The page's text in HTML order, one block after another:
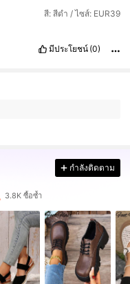
สี: สีดำ / ไซส์: EUR39
มีประโยชน์ (0)
กำลังติดตาม
3.8K ซื้อซ้ำ